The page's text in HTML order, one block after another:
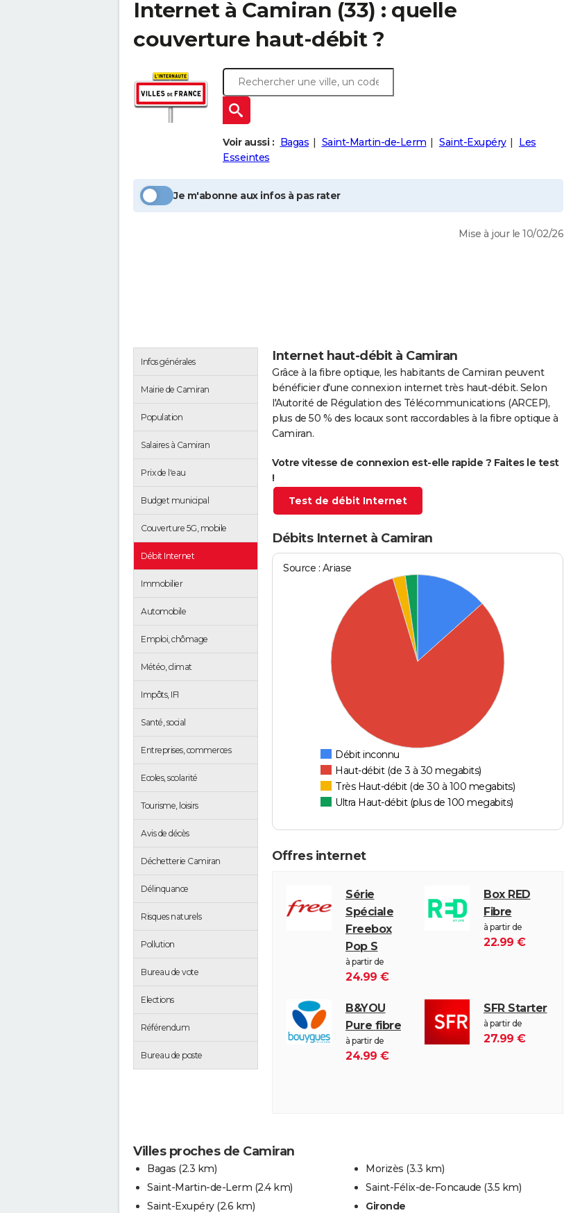
Internet à Camiran (33) : quelle
couverture haut-débit ?
Voir aussi : Bagas Saint-Martin-de-Lerm Saint-Exupéry
Les
Esseintes
Je m'abonne aux infos à pas rater
Mise à jour le 10/02/26
Infos générales
Mairie de Camiran
Population
Salaires à Camiran
Prix de l'eau
Budget municipal
Couverture 5G, mobile
Débit Internet
Immobilier
Automobile
Emploi, chômage
Météo, climat
Impôts, IFI
Santé, social
Entreprises, commerces
Ecoles, scolarité
Tourisme, loisirs
Avis de décès
Déchetterie Camiran
Délinquance
Risques naturels
Pollution
Bureau de vote
Elections
Référendum
Bureau de poste
Internet haut-débit à Camiran
Grâce à la fibre optique, les habitants de Camiran peuvent
bénéficier d'une connexion internet très haut-débit. Selon
l'Autorité de Régulation des Télécommunications (ARCEP),
plus de 50 % des locaux sont raccordables à la fibre optique à
Camiran.
Votre vitesse de connexion est-elle rapide ? Faites le test
!
Test de débit Internet
Débits Internet à Camiran
Source : Ariase
Débit inconnu
Haut-débit (de 3 à 30 megabits)
Très Haut-débit (de 30 à 100 megabits)
Ultra Haut-débit (plus de 100 megabits)
Offres internet
Série
Spéciale
Freebox
Pop S
à partir de
24.99 €
Box RED
Fibre
à partir de
22.99 €
B&YOU
Pure fibre
à partir de
24.99 €
SFR Starter
à partir de
27.99 €
Villes proches de Camiran
Bagas (2.3 km)
Saint-Martin-de-Lerm (2.4 km)
Saint-Exupéry (2.6 km)
Morizès (3.3 km)
Saint-Félix-de-Foncaude (3.5 km)
Gironde